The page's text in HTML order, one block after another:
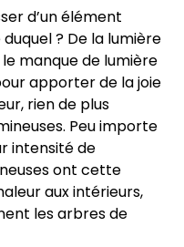
d’un élément
? De la lumière
manque de lumière
apporter de la joie
rien de plus
Peu importe
intensité de
ont cette
aux intérieurs,
les arbres de